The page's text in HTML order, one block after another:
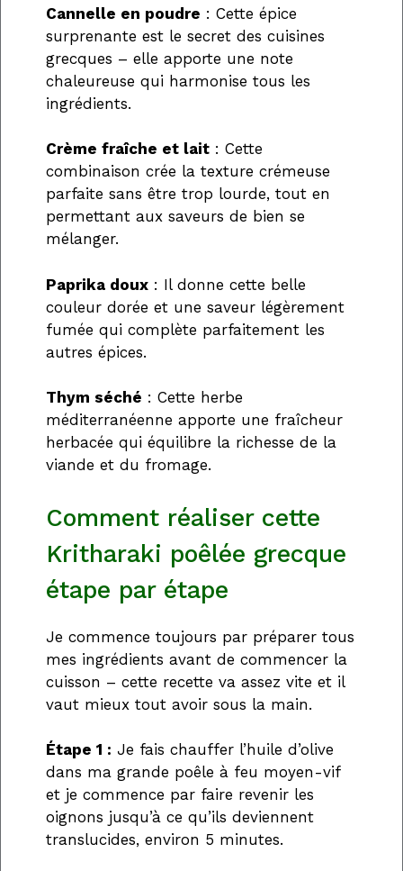
Cannelle en poudre : Cette épice
surprenante est le secret des cuisines
grecques – elle apporte une note
chaleureuse qui harmonise tous les
ingrédients.
Crème fraîche et lait : Cette
combinaison crée la texture crémeuse
parfaite sans être trop lourde, tout en
permettant aux saveurs de bien se
mélanger.
Paprika doux : Il donne cette belle
couleur dorée et une saveur légèrement
fumée qui complète parfaitement les
autres épices.
Thym séché : Cette herbe
méditerranéenne apporte une fraîcheur
herbacée qui équilibre la richesse de la
viande et du fromage.
Comment réaliser cette
Kritharaki poêlée grecque
étape par étape
Je commence toujours par préparer tous
mes ingrédients avant de commencer la
cuisson – cette recette va assez vite et il
vaut mieux tout avoir sous la main.
Étape 1 : Je fais chauffer l’huile d’olive
dans ma grande poêle à feu moyen-vif
et je commence par faire revenir les
oignons jusqu’à ce qu’ils deviennent
translucides, environ 5 minutes.